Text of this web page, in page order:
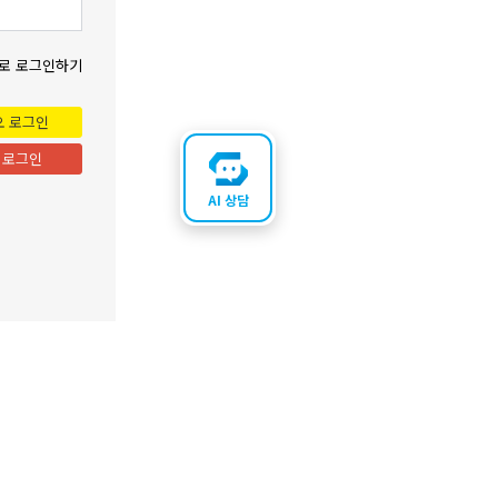
로그인하기
로그인
그인
AI 상담